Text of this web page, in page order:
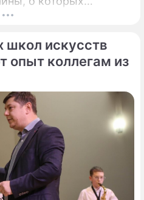
не догадывались.
школ искусств
опыт коллегам из